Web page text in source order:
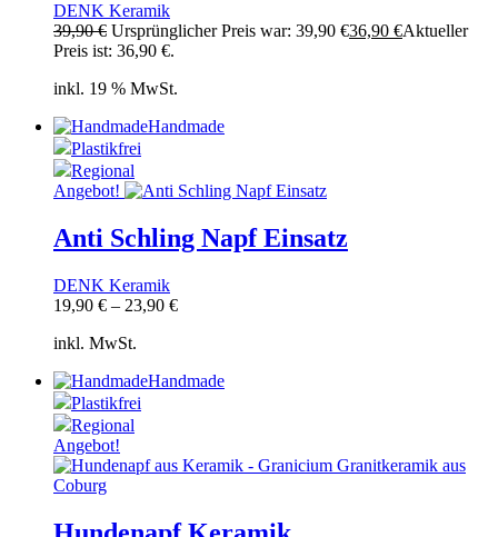
DENK Keramik
39,90€ Ursprünglicher Preis war: 39,90 €36,90 €Aktueller
Preis ist: 36,90 €.
inkl. 19 % MwSt.
Handmade
Plastikfrei
Regional
Angebot!
Anti Schling Napf Einsatz
DENK Keramik
19,90 € – 23,90 €
inkl. MwSt.
Handmade
Plastikfrei
Regional
Angebot!